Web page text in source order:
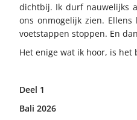
dichtbij. Ik durf nauwelijks
ons onmogelijk zien.
voetstappen stoppen. En
Het enige wat ik hoor, is
Deel 1
Bali 2026